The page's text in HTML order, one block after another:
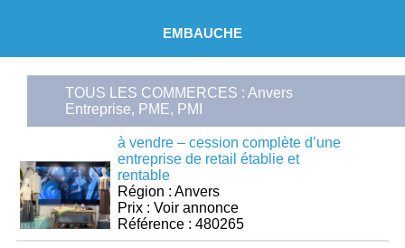
EMBAUCHE
TOUS LES COMMERCES : Anvers
Entreprise, PME, PMI
à vendre – cession complète d’une
entreprise de retail établie et
rentable
Région : Anvers
Prix : Voir annonce
Référence : 480265